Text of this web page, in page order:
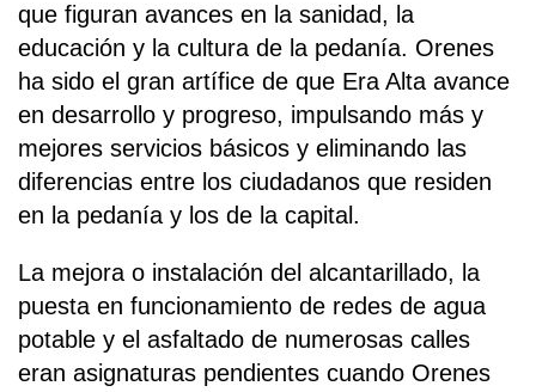
que figuran avances en la sanidad, la
educación y la cultura de la pedanía. Orenes
ha sido el gran artífice de que Era Alta avance
en desarrollo y progreso, impulsando más y
mejores servicios básicos y eliminando las
diferencias entre los ciudadanos que residen
en la pedanía y los de la capital.
La mejora o instalación del alcantarillado, la
puesta en funcionamiento de redes de agua
potable y el asfaltado de numerosas calles
eran asignaturas pendientes cuando Orenes